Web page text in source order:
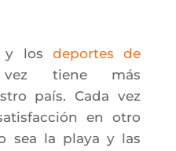
los deportes de
tiene más
país. Cada vez
en otro
sea la playa y las